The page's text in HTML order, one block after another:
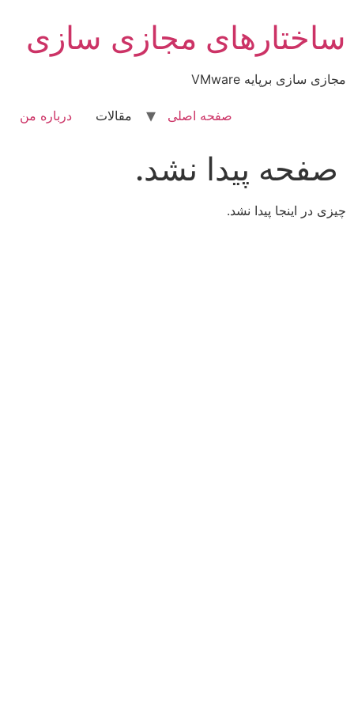
محتوا
ساختارهای مجازی سازی
مجازی سازی برپایه VMware
صفحه اصلی مقالات درباره من
صفحه پیدا نشد.
چیزی در اینجا پیدا نشد.